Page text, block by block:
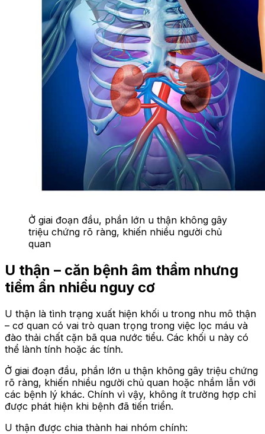
Ở giai đoạn đầu, phần lớn u thận không gây
triệu chứng rõ ràng, khiến nhiều người chủ
quan
U thận – căn bệnh âm thầm nhưng
tiềm ẩn nhiều nguy cơ
U thận là tình trạng xuất hiện khối u trong nhu mô thận
– cơ quan có vai trò quan trọng trong việc lọc máu và
đào thải chất cặn bã qua nước tiểu. Các khối u này có
thể lành tính hoặc ác tính.
Ở giai đoạn đầu, phần lớn u thận không gây triệu chứng
rõ ràng, khiến nhiều người chủ quan hoặc nhầm lẫn với
các bệnh lý khác. Chính vì vậy, không ít trường hợp chỉ
được phát hiện khi bệnh đã tiến triển.
U thận được chia thành hai nhóm chính: